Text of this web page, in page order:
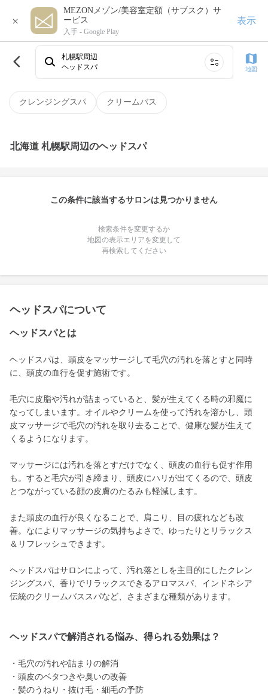
×
MEZONメゾン/美容室定額（サブスク）サ
ービス
入手 - Google Play
表示
クレンジングスパ クリームバス
札幌駅周辺
ヘッドスパ
地図
北海道 札幌駅周辺のヘッドスパ
この条件に該当するサロンは見つかりません
検索条件を変更するか
地図の表示エリアを変更して
再検索してください
ヘッドスパについて
ヘッドスパとは
ヘッドスパは、頭皮をマッサージして毛穴の汚れを落とすと同時
に、頭皮の血行を促す施術です。
毛穴に皮脂や汚れが詰まっていると、髪が生えてくる時の邪魔に
なってしまいます。オイルやクリームを使って汚れを溶かし、頭
皮マッサージで毛穴の汚れを取り去ることで、健康な髪が生えて
くるようになります。
マッサージには汚れを落とすだけでなく、頭皮の血行も促す作用
も。すると毛穴が引き締まり、頭皮にハリが出てくるので、頭皮
とつながっている顔の皮膚のたるみも軽減します。
また頭皮の血行が良くなることで、肩こり、目の疲れなども改
善。なによりマッサージの気持ちよさで、ゆったりとリラックス
＆リフレッシュできます。
ヘッドスパはサロンによって、汚れ落としを主目的にしたクレン
ジングスパ、香りでリラックスできるアロマスパ、インドネシア
伝統のクリームバススパなど、さまざまな種類があります。
ヘッドスパで解消される悩み、得られる効果は？
・毛穴の汚れや詰まりの解消
・頭皮のベタつきや臭いの改善
・髪のうねり・抜け毛・細毛の予防